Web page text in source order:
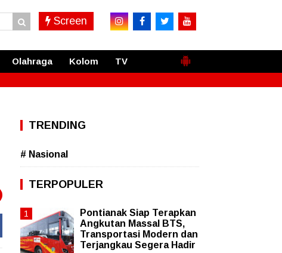
Screen
Olahraga Kolom TV
TRENDING
# Nasional
TERPOPULER
Pontianak Siap Terapkan
Angkutan Massal BTS,
Transportasi Modern dan
Terjangkau Segera Hadir